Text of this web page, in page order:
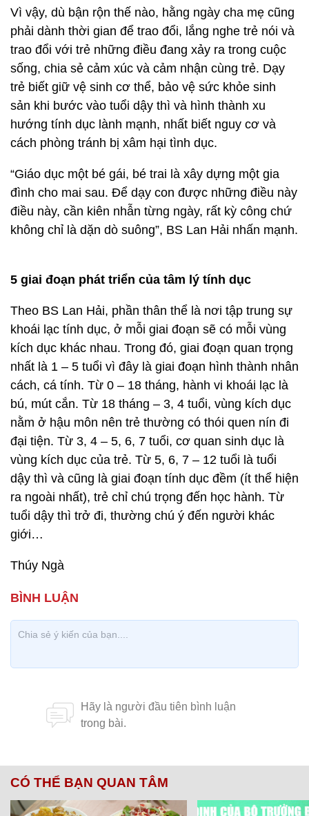
Vì vậy, dù bận rộn thế nào, hằng ngày cha mẹ cũng
phải dành thời gian để trao đổi, lắng nghe trẻ nói và
trao đổi với trẻ những điều đang xảy ra trong cuộc
sống, chia sẻ cảm xúc và cảm nhận cùng trẻ. Dạy
trẻ biết giữ vệ sinh cơ thể, bảo vệ sức khỏe sinh
sản khi bước vào tuổi dậy thì và hình thành xu
hướng tính dục lành mạnh, nhất biết nguy cơ và
cách phòng tránh bị xâm hại tình dục.
“Giáo dục một bé gái, bé trai là xây dựng một gia
đình cho mai sau. Để dạy con được những điều này
điều này, cần kiên nhẫn từng ngày, rất kỳ công chứ
không chỉ là dặn dò suông”, BS Lan Hải nhấn mạnh.
5 giai đoạn phát triển của tâm lý tính dục
Theo BS Lan Hải, phần thân thể là nơi tập trung sự
khoái lạc tính dục, ở mỗi giai đoạn sẽ có mỗi vùng
kích dục khác nhau. Trong đó, giai đoạn quan trọng
nhất là 1 – 5 tuổi vì đây là giai đoạn hình thành nhân
cách, cá tính. Từ 0 – 18 tháng, hành vi khoái lạc là
bú, mút cắn. Từ 18 tháng – 3, 4 tuổi, vùng kích dục
nằm ở hậu môn nên trẻ thường có thói quen nín đi
đại tiện. Từ 3, 4 – 5, 6, 7 tuổi, cơ quan sinh dục là
vùng kích dục của trẻ. Từ 5, 6, 7 – 12 tuổi là tuổi
dậy thì và cũng là giai đoạn tính dục đềm (ít thể hiện
ra ngoài nhất), trẻ chỉ chú trọng đến học hành. Từ
tuổi dậy thì trở đi, thường chú ý đến người khác
giới…
Thúy Ngà
CÓ THỂ BẠN QUAN TÂM